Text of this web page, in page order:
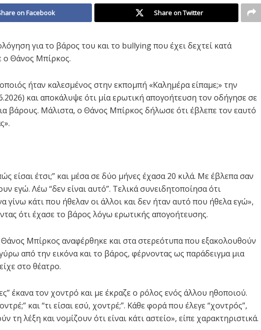
on Facebook Share on Twitter
για το βάρος του και το bullying που έχει δεχτεί κατά
ο Θάνος Μπίρκος.
ήταν καλεσμένος στην εκπομπή «Καλημέρα είπαμε;» την
και αποκάλυψε ότι μία ερωτική απογοήτευση τον οδήγησε σε
βάρους. Μάλιστα, ο Θάνος Μπίρκος δήλωσε ότι έβλεπε τον εαυτό
είσαι έτσι;” και μέσα σε δύο μήνες έχασα 20 κιλά. Με έβλεπα σαν
εγώ. Λέω “δεν είναι αυτό”. Τελικά συνειδητοποίησα ότι
γίνω κάτι που ήθελαν οι άλλοι και δεν ήταν αυτό που ήθελα εγώ»,
ότι έχασε το βάρος λόγω ερωτικής απογοήτευσης.
Μπίρκος αναφέρθηκε και στα στερεότυπα που εξακολουθούν
από την εικόνα και το βάρος, φέρνοντας ως παράδειγμα μια
στο θέατρο.
έκανα τον χοντρό και με έκραζε ο ρόλος ενός άλλου ηθοποιού.
και “τι είσαι εσύ, χοντρέ;”. Κάθε φορά που έλεγε “χοντρός”,
τη λέξη και νομίζουν ότι είναι κάτι αστείο», είπε χαρακτηριστικά.